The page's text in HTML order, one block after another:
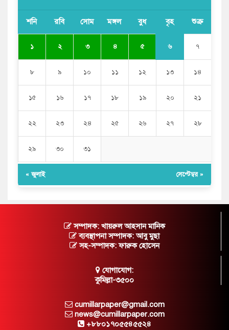
শনি রবি সোম মঙ্গল বুধ বৃহ শুক্র
১ ২ ৩ ৪ ৫ ৬ ৭
৮ ৯ ১০ ১১ ১২ ১৩ ১৪
১৫ ১৬ ১৭ ১৮ ১৯ ২০ ২১
২২ ২৩ ২৪ ২৫ ২৬ ২৭ ২৮
২৯ ৩০ ৩১
« জুলাই সেপ্টেম্বর »
সম্পাদক: খায়রুল আহসান মানিক
ব্যবস্থাপনা সম্পাদক: আবু মুছা
সহ-সম্পাদক: ফারুক হোসেন
যোগাযোগ:
কুমিল্লা-৩৫০০
cumillarpaper@gmail.com
news@cumillarpaper.com
+৮৮০১৭০৫৫৪৫৫২৪